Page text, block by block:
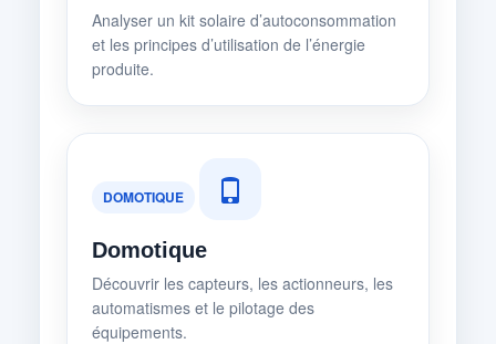
Analyser un kit solaire d’autoconsommation
et les principes d’utilisation de l’énergie
produite.
DOMOTIQUE
Domotique
Découvrir les capteurs, les actionneurs, les
automatismes et le pilotage des
équipements.